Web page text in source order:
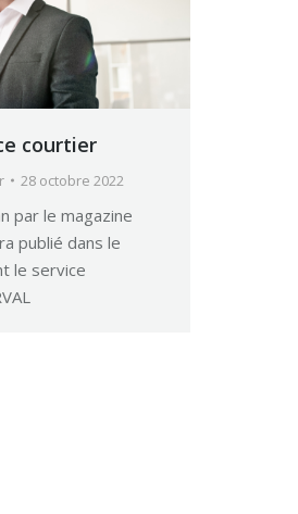
courtier
28 octobre 2022
par le magazine
publié dans le
le service